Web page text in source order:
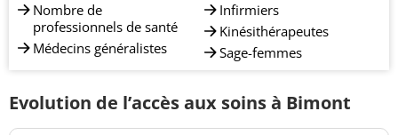
Nombre de
professionnels de santé
Médecins généralistes
Infirmiers
Kinésithérapeutes
Sage-femmes
Evolution de l’accès aux soins à Bimont